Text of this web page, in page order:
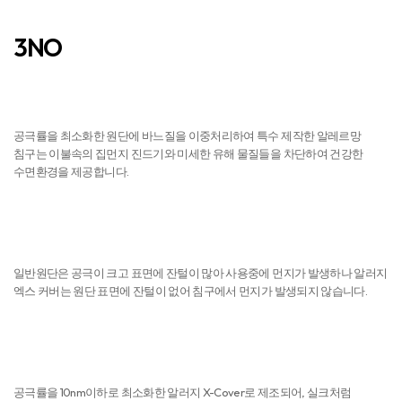
3NO
공극률을 최소화한 원단에 바느질을 이중처리하여 특수 제작한 알레르망
침구는 이불속의 집먼지 진드기와 미세한 유해 물질들을 차단하여 건강한
수면환경을 제공합니다.
일반원단은 공극이 크고 표면에 잔털이 많아 사용중에 먼지가 발생하나 알러지
엑스 커버는 원단 표면에 잔털이 없어 침구에서 먼지가 발생되지 않습니다.
공극률을 10nm이하로 최소화한 알러지 X-Cover로 제조되어, 실크처럼